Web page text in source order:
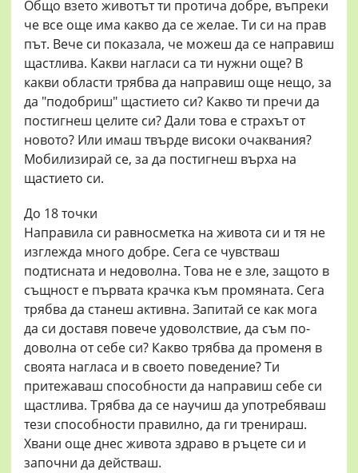
Общо взето животът ти протича добре, въпреки
че все още има какво да се желае. Ти си на прав
път. Вече си показала, че можеш да се направиш
щастлива. Какви нагласи са ти нужни още? В
какви области трябва да направиш още нещо, за
да "подобриш" щастието си? Какво ти пречи да
постигнеш целите си? Дали това е страхът от
новото? Или имаш твърде високи очаквания?
Мобилизирай се, за да постигнеш върха на
щастието си.
До 18 точки
Направила си равносметка на живота си и тя не
изглежда много добре. Сега се чувстваш
подтисната и недоволна. Това не е зле, защото в
същност е първата крачка към промяната. Сега
трябва да станеш активна. Запитай се как мога
да си доставя повече удоволствие, да съм по-
доволна от себе си? Какво трябва да променя в
своята нагласа и в своето поведение? Ти
притежаваш способности да направиш себе си
щастлива. Трябва да се научиш да употребяваш
тези способности правилно, да ги тренираш.
Хвани още днес живота здраво в ръцете си и
започни да действаш.